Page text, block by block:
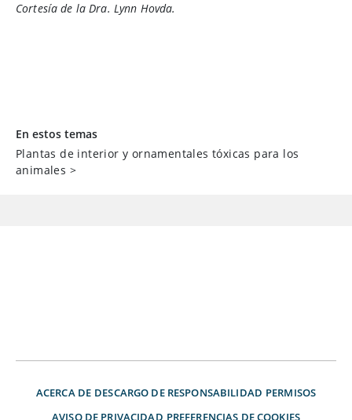
Cortesía de la Dra. Lynn Hovda.
En estos temas
Plantas de interior y ornamentales tóxicas para los
animales >
ACERCA DE DESCARGO DE RESPONSABILIDAD PERMISOS
AVISO DE PRIVACIDAD PREFERENCIAS DE COOKIES